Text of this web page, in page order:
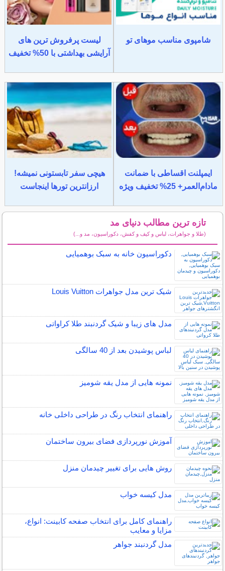
شامپوی مناسب موهای تو
لیست پرفروش ترین های
آرایشی بهداشتی با 50% تخفیف
ایمپلنت اقساطی با ضمانت
مادام‌العمر+ 25% تخفیف ویژه
هیچی سفر تابستونی نمیشه!
ارزانترین تورها اینجاست
تازه ترین مطالب دنیای مد
(طلا و جواهرات، لباس و کیف و کفش، دکوراسیون، مد و...)
دکوراسیون خانه به سبک بوهمیایی
شیک ترین مدل جواهرات Louis Vuitton
مدل های زیبا و شیک گردنبند طلا کراواتی
لباس پوشیدن بعد از 40 سالگی
نمونه هایی از مدل یقه شومیز
راهنمای انتخاب رنگ در طراحی داخلی خانه
آموزش نورپردازی فضای بیرون ساختمان
روش هایی برای تغییر چیدمان منزل
مدل کیسه خواب
راهنمای کامل برای انتخاب صفحه کابینت: انواع،
مزایا و معایب
مدل گردنبند جواهر